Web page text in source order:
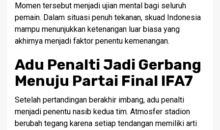
Momen tersebut menjadi ujian mental bagi seluruh
pemain. Dalam situasi penuh tekanan, skuad Indonesia
mampu menunjukkan ketenangan luar biasa yang
akhirnya menjadi faktor penentu kemenangan.
Adu Penalti Jadi Gerbang
Menuju Partai Final IFA7
Setelah pertandingan berakhir imbang, adu penalti
menjadi penentu nasib kedua tim. Atmosfer stadion
berubah tegang karena setiap tendangan memiliki arti